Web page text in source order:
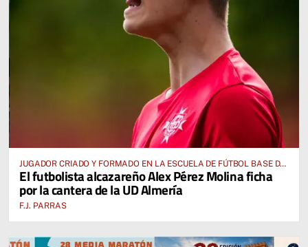
JUGADOR CRIADO Y FORMADO EN LA ESCUELA DE FÚTBOL BASE DE
ALCÁZAR DE SAN JUAN
El futbolista alcazareño Alex Pérez Molina ficha
por la cantera de la UD Almería
F.J. PARRAS